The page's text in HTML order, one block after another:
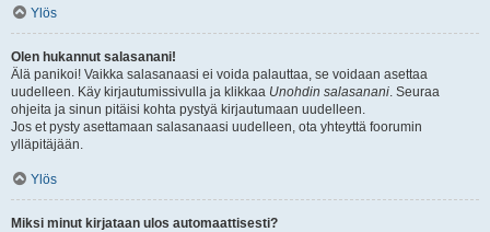
Ylös
Olen hukannut salasanani!
Älä panikoi! Vaikka salasanaasi ei voida palauttaa, se voidaan asettaa
uudelleen. Käy kirjautumissivulla ja klikkaa Unohdin salasanani. Seuraa
ohjeita ja sinun pitäisi kohta pystyä kirjautumaan uudelleen.
Jos et pysty asettamaan salasanaasi uudelleen, ota yhteyttä foorumin
ylläpitäjään.
Ylös
Miksi minut kirjataan ulos automaattisesti?